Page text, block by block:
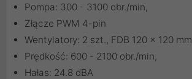
Pompa: 300 - 3100 obr./min,
Złącze PWM 4-pin
Wentylatory: 2 szt., FDB 120 x 120 mm
Prędkość: 600 - 2100 obr./min,
Hałas: 24.8 dBA